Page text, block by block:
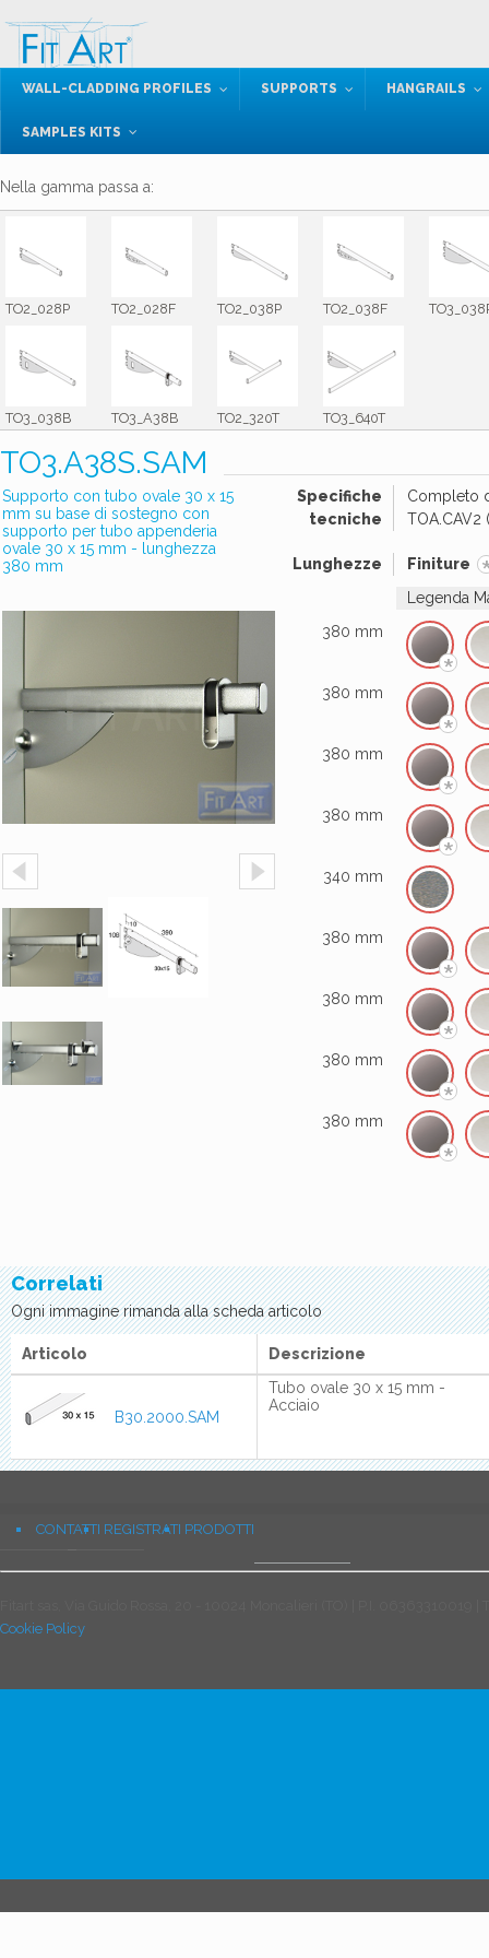
WALL-CLADDING PROFILES SUPPORTS HANGRAILS
SAMPLES KITS
Nella gamma passa a:
TO2_028P TO2_028F TO2_038P TO2_038F
TO3_038B TO3_A38B TO2_320T TO3_640T
TO3.A38S.SAM
Supporto con tubo ovale 30 x 15
mm su base di sostegno con
supporto per tubo appenderia
ovale 30 x 15 mm - lunghezza
380 mm
Specifiche
tecniche
Completo
TOA.CAV2
Lunghezze Finiture
Legenda
380 mm
*
380 mm
*
380 mm
*
380 mm
*
340 mm
380 mm
*
380 mm
*
380 mm
*
380 mm
*
Correlati
Ogni immagine rimanda alla scheda articolo
Articolo Descrizione
B30.2000.SAM
Tubo ovale 30 x 15 mm -
Acciaio
CONTATTI REGISTRATI PRODOTTI
Cookie Policy